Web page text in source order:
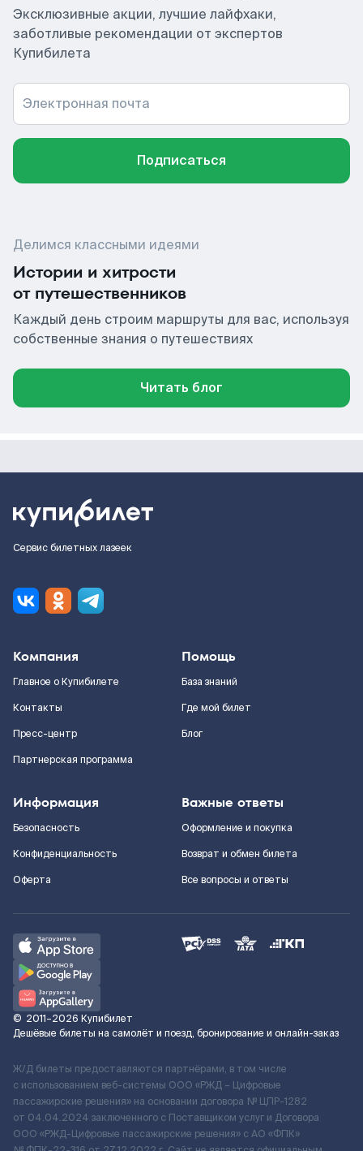
Эксклюзивные акции, лучшие лайфхаки,
заботливые рекомендации от экспертов
Купибилета
Электронная почта
Подписаться
Делимся классными идеями
Истории и хитрости
от путешественников
Каждый день строим маршруты для вас, используя
собственные знания о путешествиях
Читать блог
Сервис билетных лазеек
Компания
Главное о Купибилете
Контакты
Пресс-центр
Партнерская программа
Помощь
База знаний
Где мой билет
Блог
Информация
Безопасность
Конфиденциальность
Оферта
Важные ответы
Оформление и покупка
Возврат и обмен билета
Все вопросы и ответы
© 2011–2026 Купибилет
Дешёвые билеты на самолёт и поезд, бронирование и онлайн-заказ
Ж/Д билеты предоставляются партнёрами, в том числе
с использованием веб-системы ООО «РЖД – Цифровые
пассажирские решения» на основании договора № ЦПР-1282
от 04.04.2024 заключенного с Поставщиком услуг и Договора
ООО «РЖД-Цифровые пассажирские решения» c АО «ФПК»